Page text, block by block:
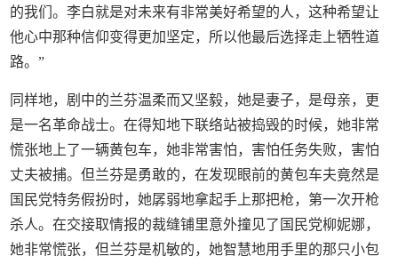
的我们。李白就是对未来有非常美好希望的人，这种希望让
他心中那种信仰变得更加坚定，所以他最后选择走上牺牲道
路。”
同样地，剧中的兰芬温柔而又坚毅，她是妻子，是母亲，更
是一名革命战士。在得知地下联络站被捣毁的时候，她非常
慌张地上了一辆黄包车，她非常害怕，害怕任务失败，害怕
丈夫被捕。但兰芬是勇敢的，在发现眼前的黄包车夫竟然是
国民党特务假扮时，她孱弱地拿起手上那把枪，第一次开枪
杀人。在交接取情报的裁缝铺里意外撞见了国民党柳妮娜，
她非常慌张，但兰芬是机敏的，她智慧地用手里的那只小包